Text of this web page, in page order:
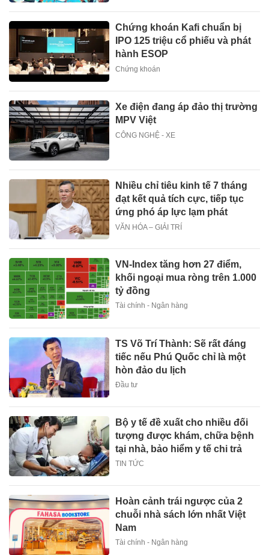
Chứng khoán Kafi chuẩn bị
IPO 125 triệu cổ phiếu và phát
hành ESOP
Chứng khoán
Xe điện đang áp đảo thị trường
MPV Việt
CÔNG NGHỆ - XE
Nhiều chỉ tiêu kinh tế 7 tháng
đạt kết quả tích cực, tiếp tục
ứng phó áp lực lạm phát
VĂN HÓA – GIẢI TRÍ
VN-Index tăng hơn 27 điểm,
khối ngoại mua ròng trên 1.000
tỷ đồng
Tài chính - Ngân hàng
TS Võ Trí Thành: Sẽ rất đáng
tiếc nếu Phú Quốc chỉ là một
hòn đảo du lịch
Đầu tư
Bộ y tế đề xuất cho nhiều đối
tượng được khám, chữa bệnh
tại nhà, bảo hiểm y tế chi trả
TIN TỨC
Hoàn cảnh trái ngược của 2
chuỗi nhà sách lớn nhất Việt
Nam
Tài chính - Ngân hàng